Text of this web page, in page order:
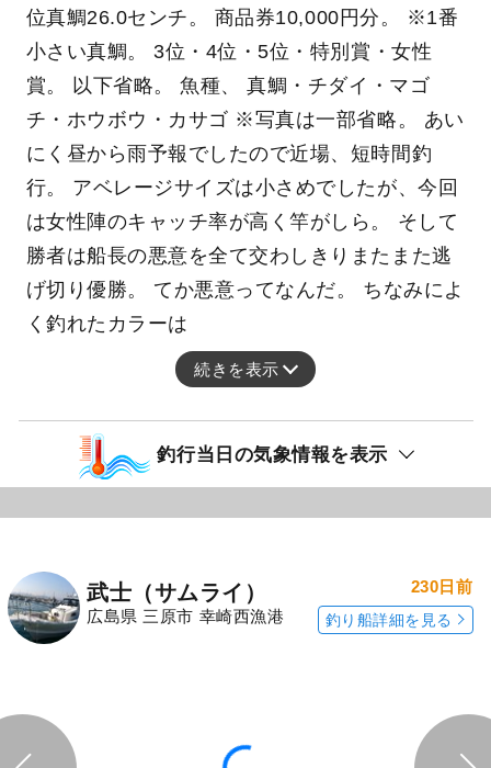
位真鯛26.0センチ。 商品券10,000円分。 ※1番
小さい真鯛。 3位・4位・5位・特別賞・女性
賞。 以下省略。 魚種、 真鯛・チダイ・マゴ
チ・ホウボウ・カサゴ ※写真は一部省略。 あい
にく昼から雨予報でしたので近場、短時間釣
行。 アベレージサイズは小さめでしたが、今回
は女性陣のキャッチ率が高く竿がしら。 そして
勝者は船長の悪意を全て交わしきりまたまた逃
げ切り優勝。 てか悪意ってなんだ。 ちなみによ
く釣れたカラーは
続きを表示
釣行当日の気象情報を表示
武士（サムライ）
広島県 三原市 幸崎西漁港
230日前
釣り船詳細を見る